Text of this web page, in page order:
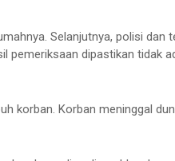
Selanjutnya, polisi dan
pemeriksaan dipastikan tidak
korban. Korban meninggal